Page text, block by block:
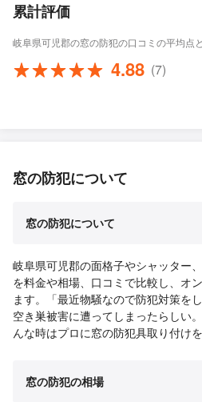
累計評価
岐阜県可児郡の窓の防犯の口コミの平均点
4.88 (7)
窓の防犯について
窓の防犯について
岐阜県可児郡の面格子やシャッター
を料金や相場、口コミで比較し、オ
ます。「最近物騒なので防犯対策を
空き巣被害に遭ってしまったらしい
んな時はプロに窓の防犯具取り付け
窓の防犯の相場